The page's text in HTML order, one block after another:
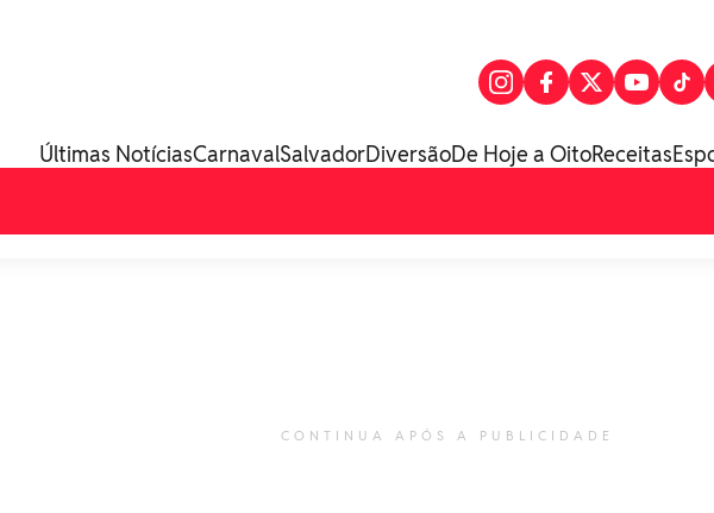
Últimas NotíciasCarnavalSalvadorDiversãoDe Hoje a OitoReceitas
CONTINUA APÓS A PUBLICIDADE